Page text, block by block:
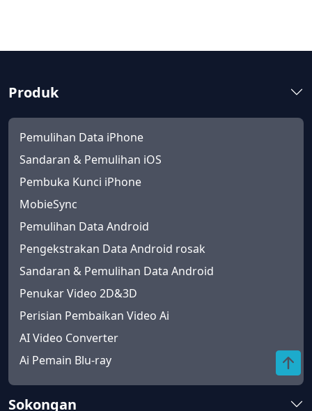
Produk
Pemulihan Data iPhone
Sandaran & Pemulihan iOS
Pembuka Kunci iPhone
MobieSync
Pemulihan Data Android
Pengekstrakan Data Android rosak
Sandaran & Pemulihan Data Android
Penukar Video 2D&3D
Perisian Pembaikan Video Ai
AI Video Converter
Ai Pemain Blu-ray
Sokongan